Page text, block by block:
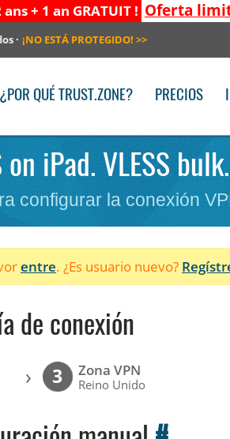
+ 1 an GRATUIT ! Oferta
· ¡NO ESTÁ PROTEGIDO! >>
¿POR QUÉ TRUST.ZONE? PRECIOS
on iPad. VLESS
configurar la conexión
entre. ¿Es usuario nuevo?
de conexión
› 3 Zona VPN
Reino Unido